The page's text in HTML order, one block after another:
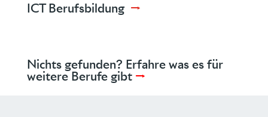
ICT Berufsbildung →
Nichts gefunden? Erfahre was es für
weitere Berufe gibt →